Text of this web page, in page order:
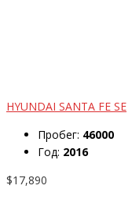
HYUNDAI SANTA FE SE
Пробег: 46000
Год: 2016
$17,890